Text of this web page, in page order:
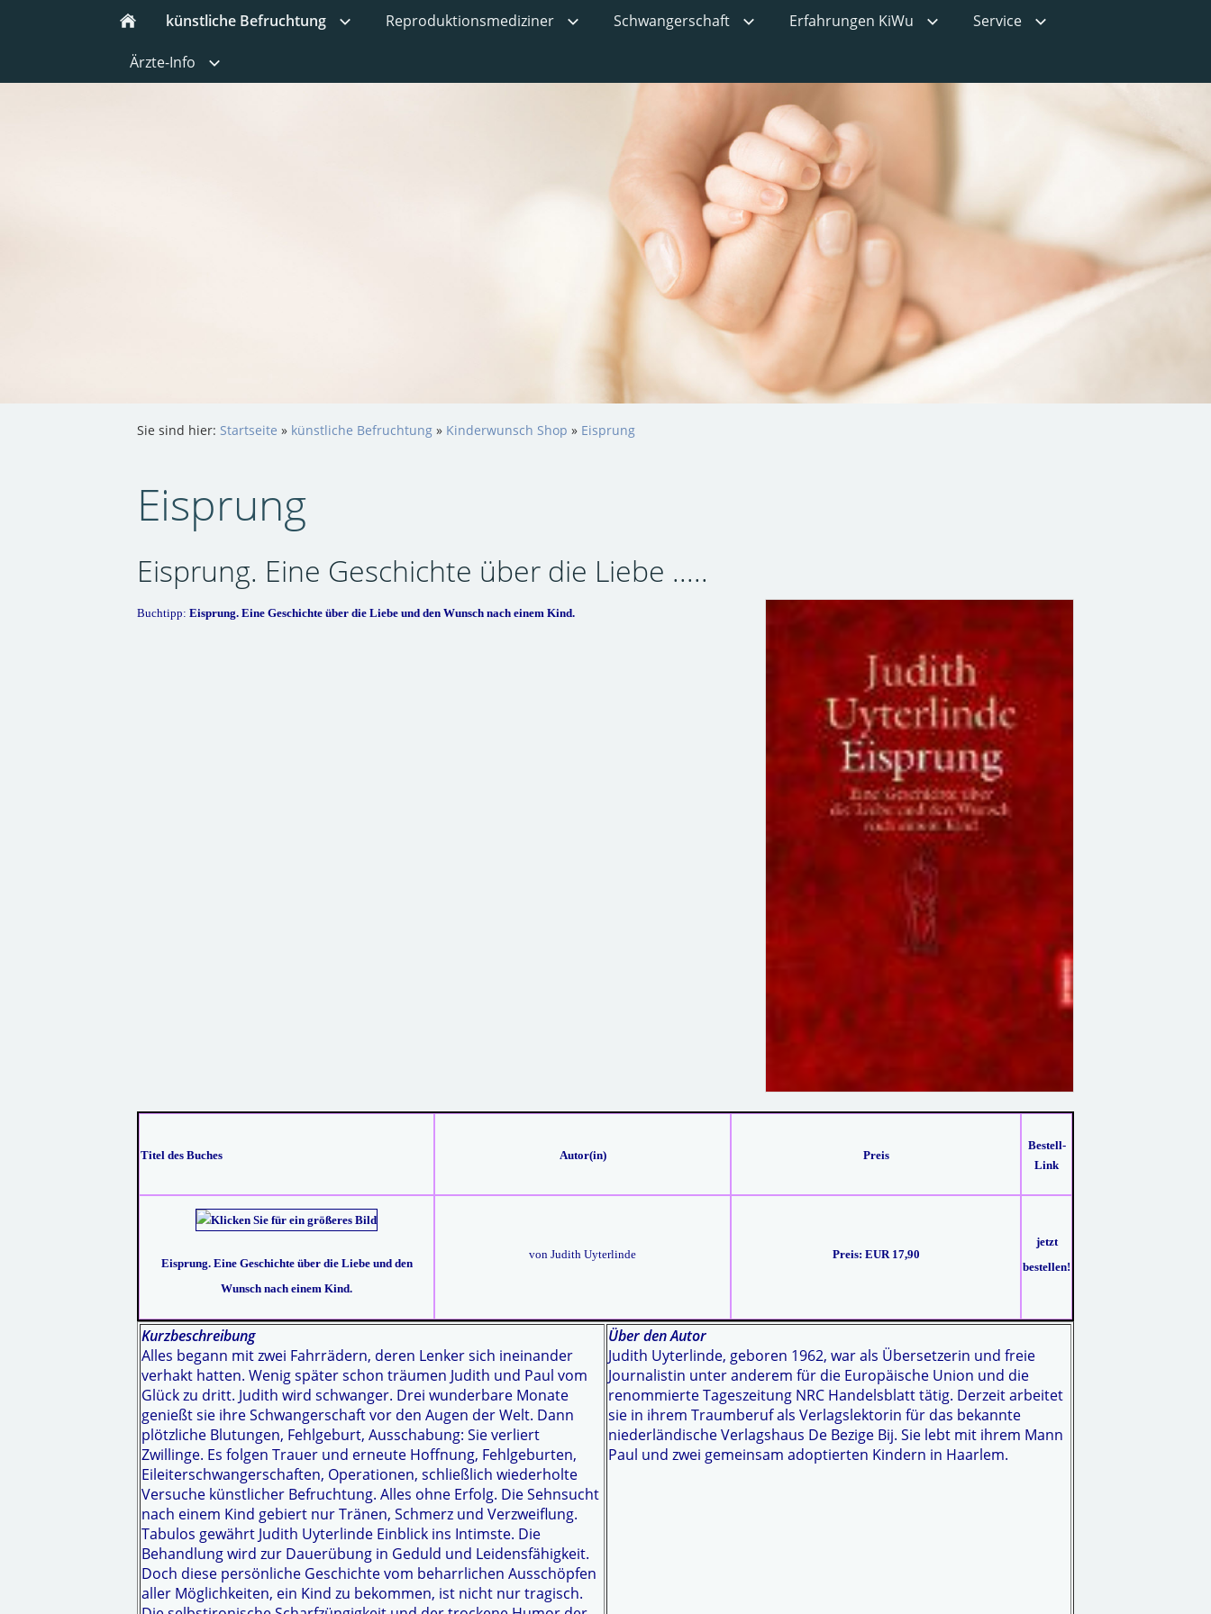
künstliche Befruchtung Reproduktionsmediziner Schwangerschaft Erfahrungen KiWu Service
Ärzte-Info
Sie sind hier: Startseite » künstliche Befruchtung » Kinderwunsch Shop » Eisprung
Eisprung
Eisprung. Eine Geschichte über die Liebe .....
Buchtipp: Eisprung. Eine Geschichte über die Liebe und den Wunsch nach einem Kind.
Titel des Buches Autor(in) Preis
Bestell-
Link
Eisprung. Eine Geschichte über die Liebe und den
Wunsch nach einem Kind.
von Judith Uyterlinde Preis: EUR 17,90
jetzt
bestellen!
Kurzbeschreibung
Alles begann mit zwei Fahrrädern, deren Lenker sich ineinander
verhakt hatten. Wenig später schon träumen Judith und Paul vom
Glück zu dritt. Judith wird schwanger. Drei wunderbare Monate
genießt sie ihre Schwangerschaft vor den Augen der Welt. Dann
plötzliche Blutungen, Fehlgeburt, Ausschabung: Sie verliert
Zwillinge. Es folgen Trauer und erneute Hoffnung, Fehlgeburten,
Eileiterschwangerschaften, Operationen, schließlich wiederholte
Versuche künstlicher Befruchtung. Alles ohne Erfolg. Die Sehnsucht
nach einem Kind gebiert nur Tränen, Schmerz und Verzweiflung.
Tabulos gewährt Judith Uyterlinde Einblick ins Intimste. Die
Behandlung wird zur Dauerübung in Geduld und Leidensfähigkeit.
Doch diese persönliche Geschichte vom beharrlichen Ausschöpfen
aller Möglichkeiten, ein Kind zu bekommen, ist nicht nur tragisch.
Über den Autor
Judith Uyterlinde, geboren 1962, war als Übersetzerin und freie
Journalistin unter anderem für die Europäische Union und die
renommierte Tageszeitung NRC Handelsblatt tätig. Derzeit arbeitet
sie in ihrem Traumberuf als Verlagslektorin für das bekannte
niederländische Verlagshaus De Bezige Bij. Sie lebt mit ihrem Mann
Paul und zwei gemeinsam adoptierten Kindern in Haarlem.